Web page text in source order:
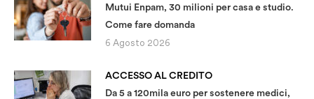
Mutui Enpam, 30 milioni per casa e studio.
Come fare domanda
6 Agosto 2026
ACCESSO AL CREDITO
Da 5 a 120mila euro per sostenere medici,